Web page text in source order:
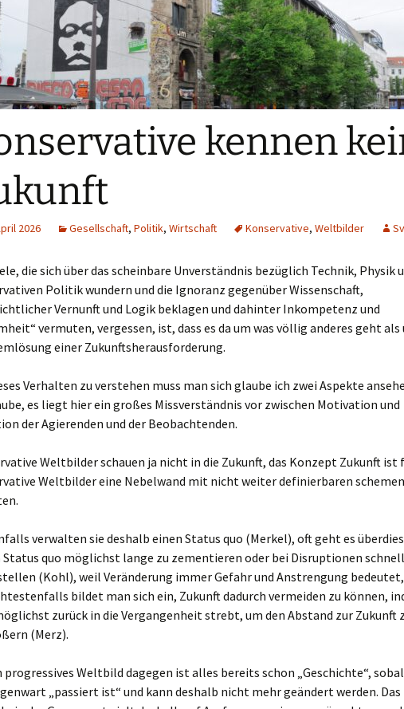
kennen
2026 Gesellschaft, Politik, Wirtschaft Konservative, Weltbilder
die sich über das scheinbare Unverständnis bezüglich Technik, Physik
Politik wundern und die Ignoranz gegenüber Wissenschaft,
Vernunft und Logik beklagen und dahinter Inkompetenz und
vermuten, vergessen, ist, dass es da um was völlig anderes geht als
einer Zukunftsherausforderung.
Verhalten zu verstehen muss man sich glaube ich zwei Aspekte
es liegt hier ein großes Missverständnis vor zwischen Motivation und
der Agierenden und der Beobachtenden.
Weltbilder schauen ja nicht in die Zukunft, das Konzept Zukunft ist
Weltbilder eine Nebelwand mit nicht weiter definierbaren
verwalten sie deshalb einen Status quo (Merkel), oft geht es
Status quo möglichst lange zu zementieren oder bei Disruptionen
(Kohl), weil Veränderung immer Gefahr und Anstrengung bedeutet,
bildet man sich ein, Zukunft dadurch vermeiden zu können,
zurück in die Vergangenheit strebt, um den Abstand zur Zukunft
(Merz).
progressives Weltbild dagegen ist alles bereits schon „Geschichte“,
„passiert ist“ und kann deshalb nicht mehr geändert werden. Das